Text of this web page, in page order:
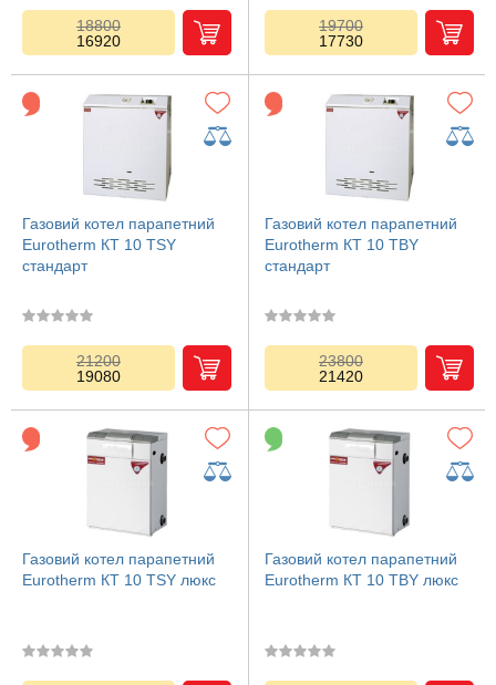
18800
16920
19700
17730
Газовий котел парапетний
Eurotherm КТ 10 TSY
стандарт
21200
19080
Газовий котел парапетний
Eurotherm КТ 10 TBY
стандарт
23800
21420
Газовий котел парапетний
Eurotherm КТ 10 TSY люкс
Газовий котел парапетний
Eurotherm КТ 10 TBY люкс